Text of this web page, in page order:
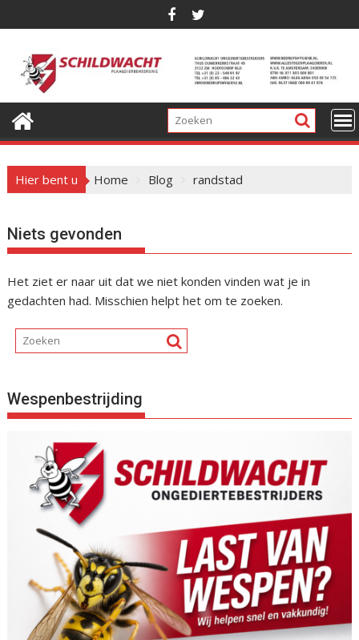
a
r
e
Hier bent u Home Blog randstad
Niets gevonden
Het ziet er naar uit dat we niet konden vinden wat je in
gedachten had. Misschien helpt het om te zoeken.
Wespenbestrijding